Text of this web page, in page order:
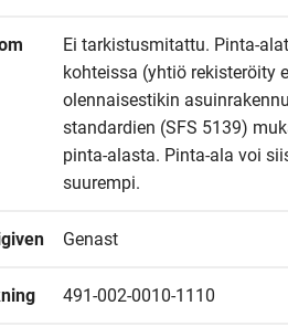
Ei tarkistusmitattu. Pinta-
kohteissa (yhtiö rekisteröity
olennaisestikin
standardien (SFS 5139)
pinta-alasta. Pinta-ala voi
suurempi.
Genast
491-002-0010-1110